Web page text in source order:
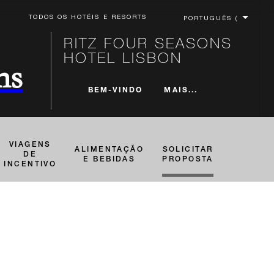
TODOS OS HOTÉIS E RESORTS
RITZ FOUR SEASONS
HOTEL LISBON
BEM-VINDO MAIS...
VIAGENS
DE
INCENTIVO
ALIMENTAÇÃO
E BEBIDAS
SOLICITAR
PROPOSTA